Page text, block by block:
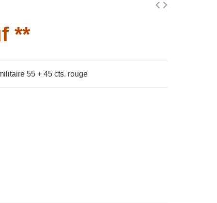
**
55 + 45 cts. rouge